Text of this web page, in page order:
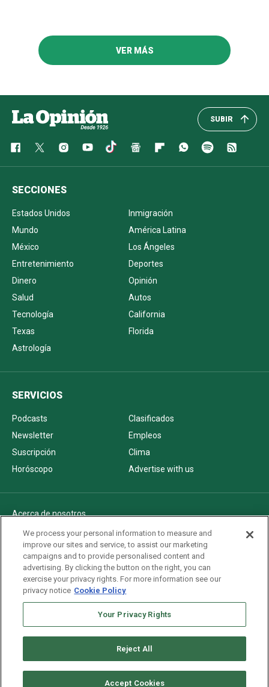
VER MÁS
SUBIR
SECCIONES
Estados Unidos
Inmigración
Mundo
América Latina
México
Los Ángeles
Entretenimiento
Deportes
Dinero
Opinión
Salud
Autos
Tecnología
California
Texas
Florida
Astrología
SERVICIOS
Podcasts
Clasificados
Newsletter
Empleos
Suscripción
Clima
Horóscopo
Advertise with us
Acerca de nosotros
Politica de privacidad
Pautas Editoriales
AdChoices
Advertise with us
Newsletters
We process your personal information to measure and
improve our sites and service, to assist our marketing
campaigns and to provide personalised content and
advertising. By clicking the button on the right, you can
exercise your privacy rights. For more information see our
privacy notice Cookie Policy
Your Privacy Rights
Reject All
Accept Cookies